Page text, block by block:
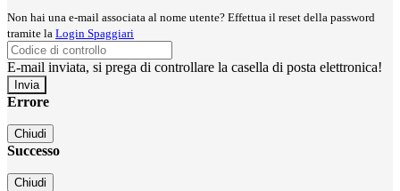
Non hai una e-mail associata al nome utente? Effettua il reset della password
tramite la Login Spaggiari
E-mail inviata, si prega di controllare la casella di posta elettronica!
Errore
Chiudi
Successo
Chiudi